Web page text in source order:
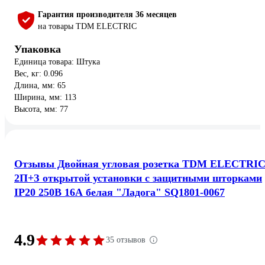
Гарантия производителя 36 месяцев
на товары TDM ELECTRIC
Упаковка
Единица товара: Штука
Вес, кг: 0.096
Длина, мм: 65
Ширина, мм: 113
Высота, мм: 77
Отзывы Двойная угловая розетка TDM ELECTRIC
2П+З открытой установки с защитными шторками
IP20 250В 16А белая "Ладога" SQ1801-0067
4.9 35 отзывов